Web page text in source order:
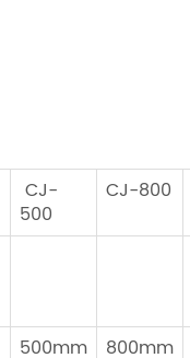
CJ-
500
CJ-800
500mm 800mm